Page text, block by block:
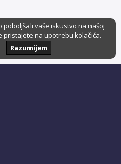
poboljšali vaše iskustvo na našoj
pristajete na upotrebu kolačića.
Razumijem